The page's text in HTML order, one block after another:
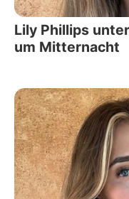
Lily Phillips
um Mitternacht